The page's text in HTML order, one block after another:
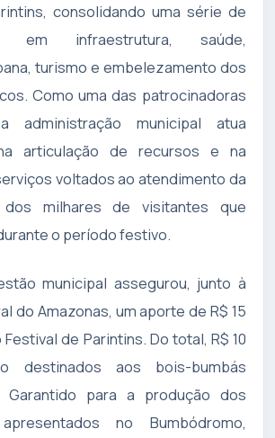
consolidando uma série de
em infraestrutura, saúde,
turismo e embelezamento dos
Como uma das patrocinadoras
administração municipal atua
articulação de recursos e na
voltados ao atendimento da
milhares de visitantes que
o período festivo.
municipal assegurou, junto à
do Amazonas, um aporte de R$ 15
de Parintins. Do total, R$ 10
destinados aos bois-bumbás
Garantido para a produção dos
no Bumbódromo,